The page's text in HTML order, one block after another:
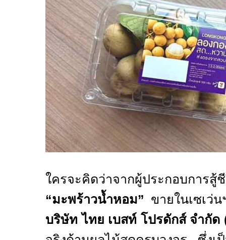
ใครจะคิดว่าจากผู้ประกอบการสู้
“มะพร้าวน้ำหอม” ขายในเซเว่
บริษัท ไทย เบสท์ โปรดักส์ จำกัด